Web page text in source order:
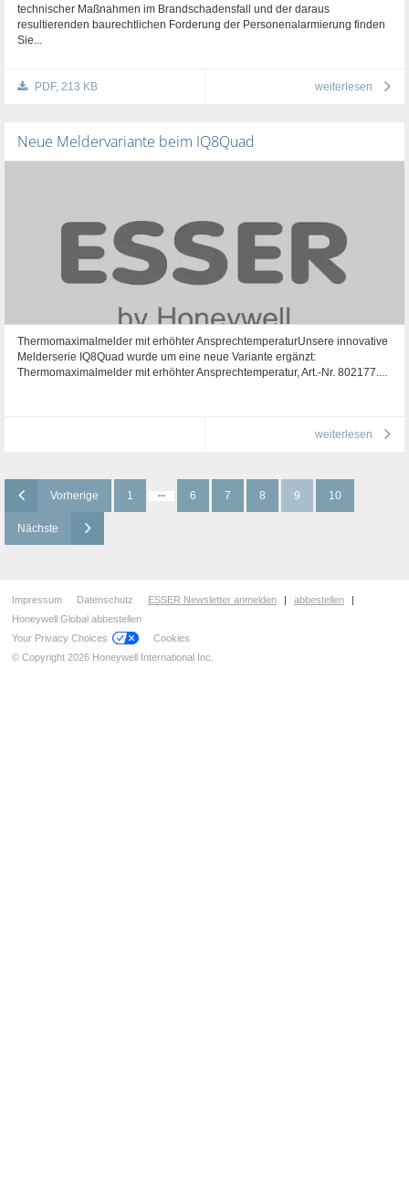
technischer Maßnahmen im Brandschadensfall und der daraus
resultierenden baurechtlichen Forderung der Personenalarmierung finden
Sie...
PDF, 213 KB weiterlesen
Neue Meldervariante beim IQ8Quad
Thermomaximalmelder mit erhöhter AnsprechtemperaturUnsere innovative
Melderserie IQ8Quad wurde um eine neue Variante ergänzt:
Thermomaximalmelder mit erhöhter Ansprechtemperatur, Art.-Nr. 802177....
weiterlesen
Vorherige 1 6 7 8 9 10
Nächste
Impressum Datenschutz ESSER Newsletter anmelden | abbestellen
|
Honeywell Global abbestellen
Your Privacy Choices
Cookies
© Copyright 2026 Honeywell International Inc.